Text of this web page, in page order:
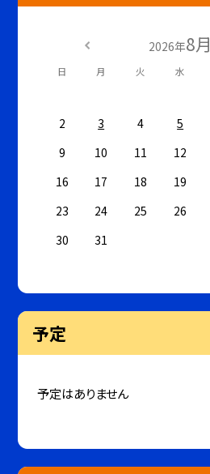
2026年8月
日 月 火 水
2
3 4 5
9
10 11 12
16
17 18 19
23
24 25 26
30
31
予定
予定はありません